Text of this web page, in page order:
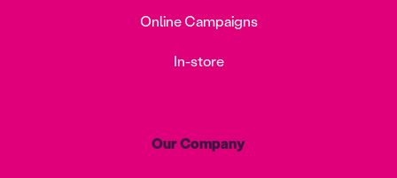
Online Campaigns
In-store
Our Company